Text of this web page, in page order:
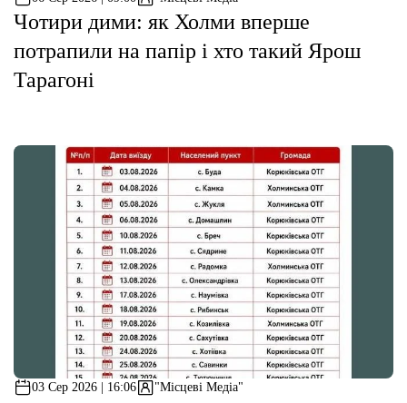
Чотири дими: як Холми вперше
потрапили на папір і хто такий Ярош
Тарагоні
03 Сер 2026 | 16:06 "Місцеві Медіа"